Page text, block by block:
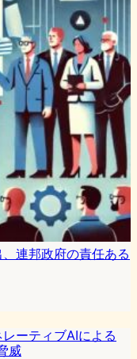
連邦政府の責任ある
ーティブAIによる
威